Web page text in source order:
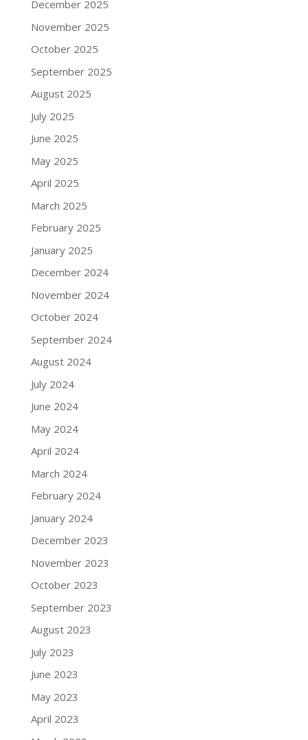
December 2025
November 2025
October 2025
September 2025
August 2025
July 2025
June 2025
May 2025
April 2025
March 2025
February 2025
January 2025
December 2024
November 2024
October 2024
September 2024
August 2024
July 2024
June 2024
May 2024
April 2024
March 2024
February 2024
January 2024
December 2023
November 2023
October 2023
September 2023
August 2023
July 2023
June 2023
May 2023
April 2023